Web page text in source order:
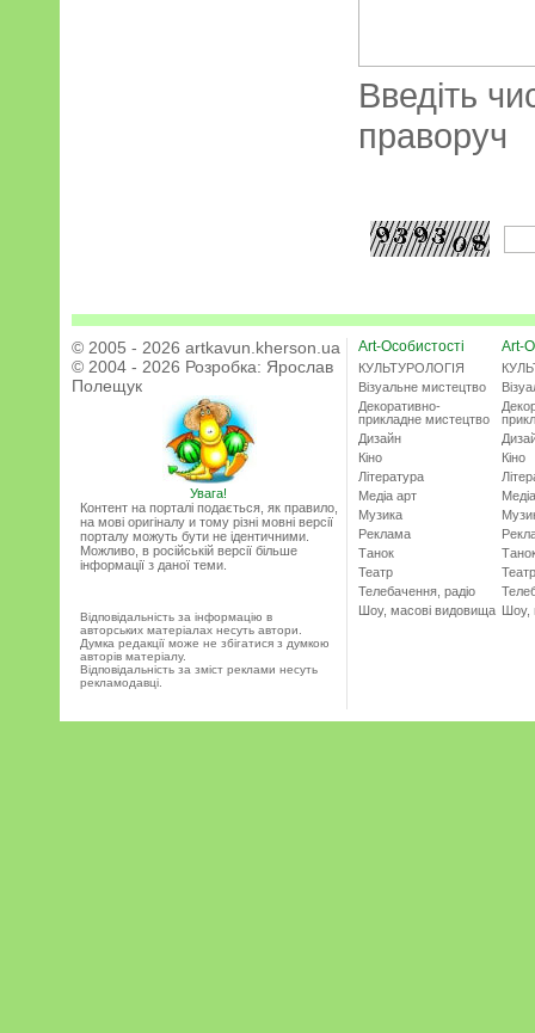
Введіть
праворуч
© 2005 - 2026 artkavun.kherson.ua
© 2004 - 2026 Розробка: Ярослав
Полещук
Увага!
Контент на порталі подається, як правило,
на мові оригіналу и тому різні мовні версії
порталу можуть бути не ідентичними.
Можливо, в російській версії більше
інформації з даної теми.
Відповідальність за інформацію в
авторських матеріалах несуть автори.
Думка редакції може не збігатися з думкою
авторів матеріалу.
Відповідальність за зміст реклами несуть
рекламодавці.
Art-Особистості
КУЛЬТУРОЛОГІЯ
Візуальне мистецтво
Декоративно-
прикладне мистецтво
Дизайн
Кіно
Література
Медіа арт
Музика
Реклама
Танок
Театр
Телебачення, радіо
Шоу, масові видовища
Art-
Кіно
Театр
Шоу,